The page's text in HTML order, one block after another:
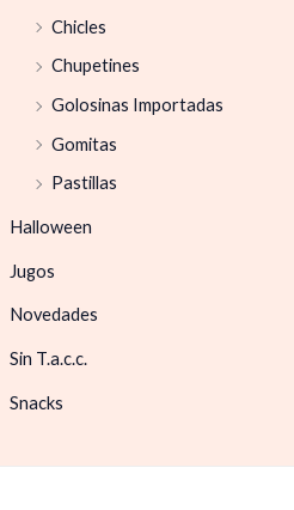
Chicles
Chupetines
Golosinas Importadas
Gomitas
Pastillas
Halloween
Jugos
Novedades
Sin T.a.c.c.
Snacks